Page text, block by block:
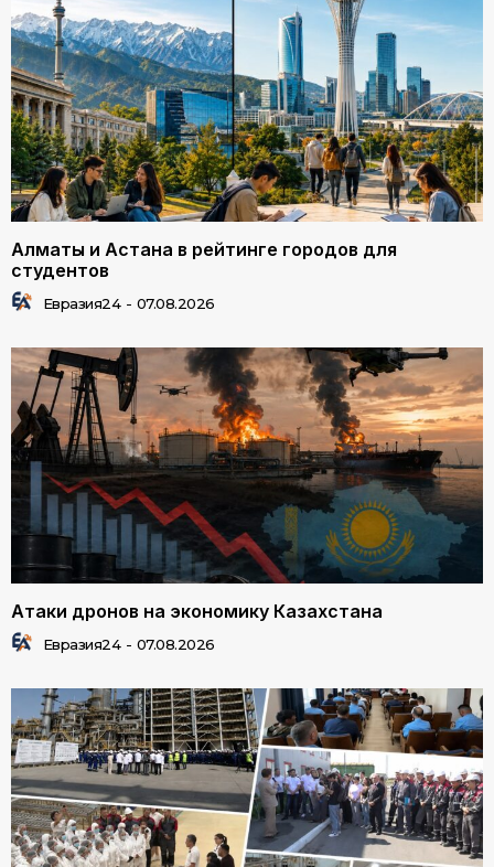
Алматы и Астана в рейтинге городов для
студентов
Евразия24 - 07.08.2026
Атаки дронов на экономику Казахстана
Евразия24 - 07.08.2026